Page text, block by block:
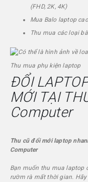
(FHD, 2K, 4K)
Mua Balo laptop
Thu mua các loại
Thu mua phụ kiện laptop
ĐỔI
MỚI TẠI
Computer
Thu cũ đổi mới laptop
Computer
Bạn muốn thu mua laptop
rườm rà mất thời gian.